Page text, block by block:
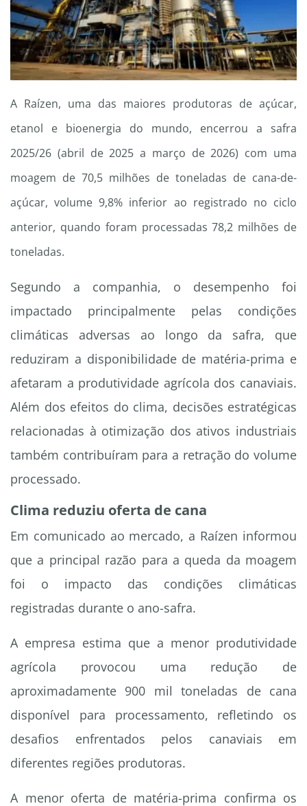
A Raízen, uma das maiores produtoras de açúcar,
etanol e bioenergia do mundo, encerrou a safra
2025/26 (abril de 2025 a março de 2026) com uma
moagem de 70,5 milhões de toneladas de cana-de-
açúcar, volume 9,8% inferior ao registrado no ciclo
anterior, quando foram processadas 78,2 milhões de
toneladas.
Segundo a companhia, o desempenho foi
impactado principalmente pelas condições
climáticas adversas ao longo da safra, que
reduziram a disponibilidade de matéria-prima e
afetaram a produtividade agrícola dos canaviais.
Além dos efeitos do clima, decisões estratégicas
relacionadas à otimização dos ativos industriais
também contribuíram para a retração do volume
processado.
Clima reduziu oferta de cana
Em comunicado ao mercado, a Raízen informou
que a principal razão para a queda da moagem
foi o impacto das condições climáticas
registradas durante o ano-safra.
A empresa estima que a menor produtividade
agrícola provocou uma redução de
aproximadamente 900 mil toneladas de cana
disponível para processamento, refletindo os
desafios enfrentados pelos canaviais em
diferentes regiões produtoras.
A menor oferta de matéria-prima confirma os